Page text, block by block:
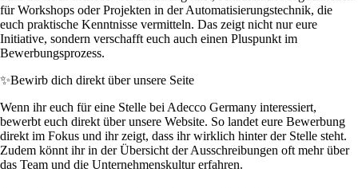
für Workshops oder Projekten in der Automatisierungstechnik, die
euch praktische Kenntnisse vermitteln. Das zeigt nicht nur eure
Initiative, sondern verschafft euch auch einen Pluspunkt im
Bewerbungsprozess.
✨Bewirb dich direkt über unsere Seite
Wenn ihr euch für eine Stelle bei Adecco Germany interessiert,
bewerbt euch direkt über unsere Website. So landet eure Bewerbung
direkt im Fokus und ihr zeigt, dass ihr wirklich hinter der Stelle steht.
Zudem könnt ihr in der Übersicht der Ausschreibungen oft mehr über
das Team und die Unternehmenskultur erfahren.